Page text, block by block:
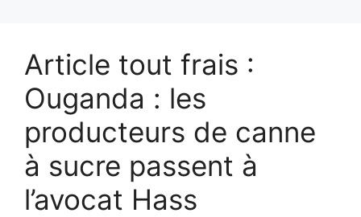
Article tout frais :
Ouganda : les
producteurs de canne
à sucre passent à
l’avocat Hass